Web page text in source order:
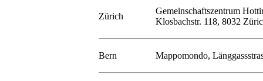
Zürich
Gemeinschaftszentrum
Klosbachstr. 118, 8032
Bern Mappomondo,